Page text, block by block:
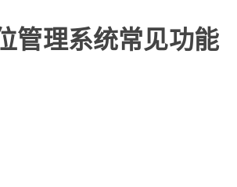
管理系统常见功能